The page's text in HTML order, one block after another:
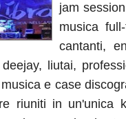
jam
musica
cantanti,
liutai,
e case
riuniti in un'unica